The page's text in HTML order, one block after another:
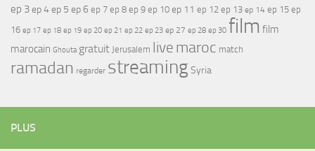
ep 3ep 4ep 5 ep 6 ep 7 ep 8 ep 9 ep 10 ep 11 ep 12 ep 13 ep 14 ep 15 ep
16 ep 17 ep 18 ep 19 ep 20 ep 21 ep 22 ep 23 ep 27 ep 28 ep 30 film film
marocain Ghouta gratuit Jerusalem live maroc match
ramadan regarder streamingSyria
PLUS